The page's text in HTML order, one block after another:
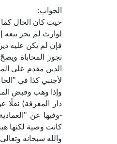
الجواب:
حيث كان الحال
لوارث لم يجز بيعه
فإن لم يكن عليه
تجوز المحاباة
الدين مقدم على
لأجنبي كذا في
وإذا وهب وقبض
دار المعرفة)
-وفيها عن
كانت وصية لكنها
والله سبحانه